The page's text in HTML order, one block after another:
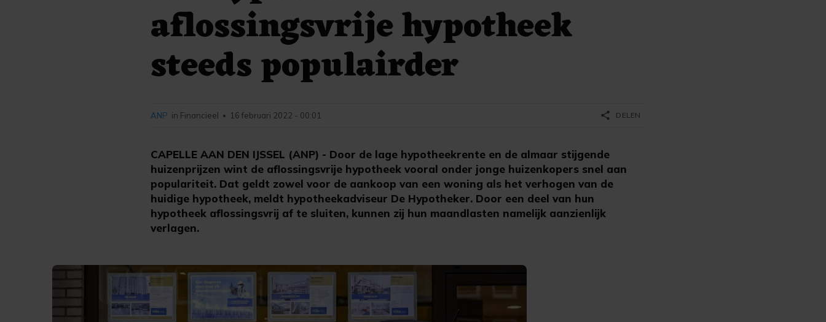
aflossingsvrije hypotheek
steeds populairder
CAPELLE AAN DEN IJSSEL (ANP) - Door de lage hypotheekrente en de almaar stijgende
huizenprijzen wint de aflossingsvrije hypotheek vooral onder jonge huizenkopers snel aan
populariteit. Dat geldt zowel voor de aankoop van een woning als het verhogen van de
huidige hypotheek, meldt hypotheekadviseur De Hypotheker. Door een deel van hun
hypotheek aflossingsvrij af te sluiten, kunnen zij hun maandlasten namelijk aanzienlijk
verlagen.
ANP in Financieel • 16 februari 2022 - 00:01 share DELEN